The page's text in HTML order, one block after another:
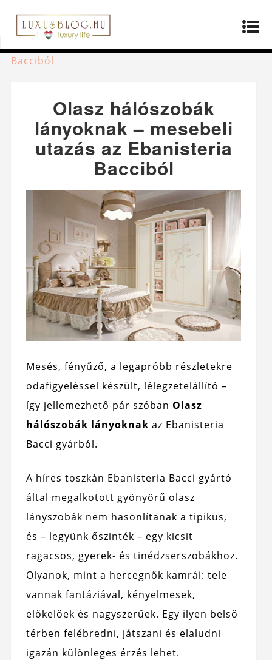
Kezdőlap»Termékek
lányoknak – mesebeli utazás az Ebanisteria
Bacciból
Olasz hálószobák
lányoknak – mesebeli
utazás az Ebanisteria
Bacciból
Mesés, fényűző, a legapróbb részletekre
odafigyeléssel készült, lélegzetelállító –
így jellemezhető pár szóban Olasz
hálószobák lányoknak az Ebanisteria
Bacci gyárból.
A híres toszkán Ebanisteria Bacci gyártó
által megalkotott gyönyörű olasz
lányszobák nem hasonlítanak a tipikus,
és – legyünk őszinték – egy kicsit
ragacsos, gyerek- és tinédzserszobákhoz.
Olyanok, mint a hercegnők kamrái: tele
vannak fantáziával, kényelmesek,
előkelőek és nagyszerűek. Egy ilyen belső
térben felébredni, játszani és elaludni
igazán különleges érzés lehet.